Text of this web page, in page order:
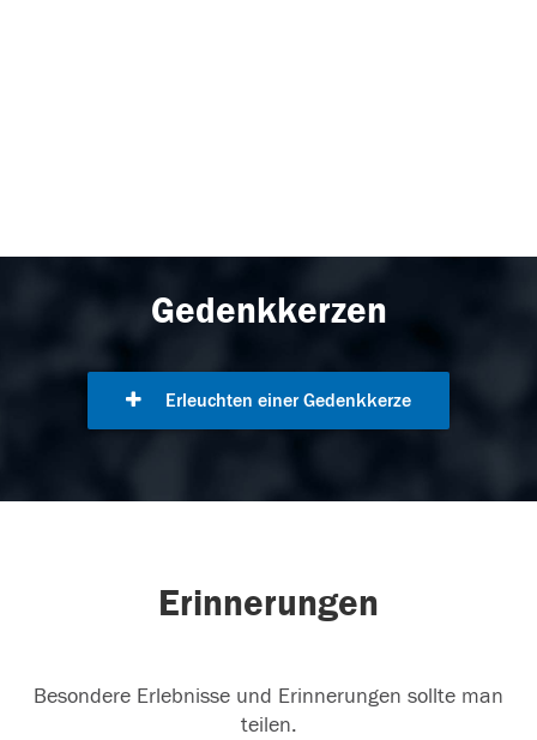
Gedenkkerzen
Erleuchten einer Gedenkkerze
Erinnerungen
Besondere Erlebnisse und Erinnerungen sollte man
teilen.